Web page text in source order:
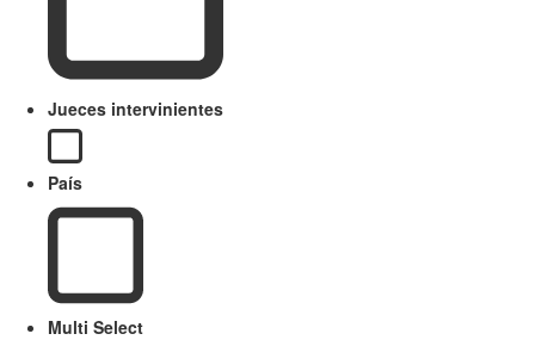
Jueces intervinientes
País
Multi Select